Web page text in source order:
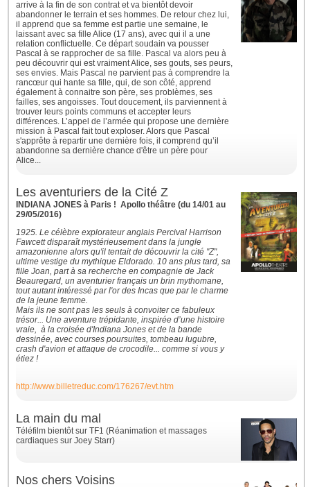
arrive à la fin de son contrat et va bientôt devoir
abandonner le terrain et ses hommes. De retour chez lui,
il apprend que sa femme est partie une semaine, le
laissant avec sa fille Alice (17 ans), avec qui il a une
relation conflictuelle. Ce départ soudain va pousser
Pascal à se rapprocher de sa fille. Pascal va alors peu à
peu découvrir qui est vraiment Alice, ses gouts, ses peurs,
ses envies. Mais Pascal ne parvient pas à comprendre la
rancœur qui hante sa fille, qui, de son côté, apprend
également à connaitre son père, ses problèmes, ses
failles, ses angoisses. Tout doucement, ils parviennent à
trouver leurs points communs et accepter leurs
différences. L’appel de l’armée qui propose une dernière
mission à Pascal fait tout exploser. Alors que Pascal
s'apprête à repartir une dernière fois, il comprend qu’il
abandonne sa dernière chance d'être un père pour
Alice...
Les aventuriers de la Cité Z
INDIANA JONES à Paris ! Apollo théâtre (du 14/01 au
29/05/2016)
1925. Le célèbre explorateur anglais Percival Harrison
Fawcett disparaît mystérieusement dans la jungle
amazonienne alors qu'il tentait de découvrir la cité "Z",
ultime vestige du mythique Eldorado. 10 ans plus tard, sa
fille Joan, part à sa recherche en compagnie de Jack
Beauregard, un aventurier français un brin mythomane,
tout autant intéressé par l'or des Incas que par le charme
de la jeune femme.
Mais ils ne sont pas les seuls à convoiter ce fabuleux
trésor... Une aventure trépidante, inspirée d’une histoire
vraie, à la croisée d'Indiana Jones et de la bande
dessinée, avec courses poursuites, tombeau lugubre,
crash d'avion et attaque de crocodile... comme si vous y
étiez !
http://www.billetreduc.com/176267/evt.htm
La main du mal
Téléfilm bientôt sur TF1 (Réanimation et massages
cardiaques sur Joey Starr)
Nos chers Voisins